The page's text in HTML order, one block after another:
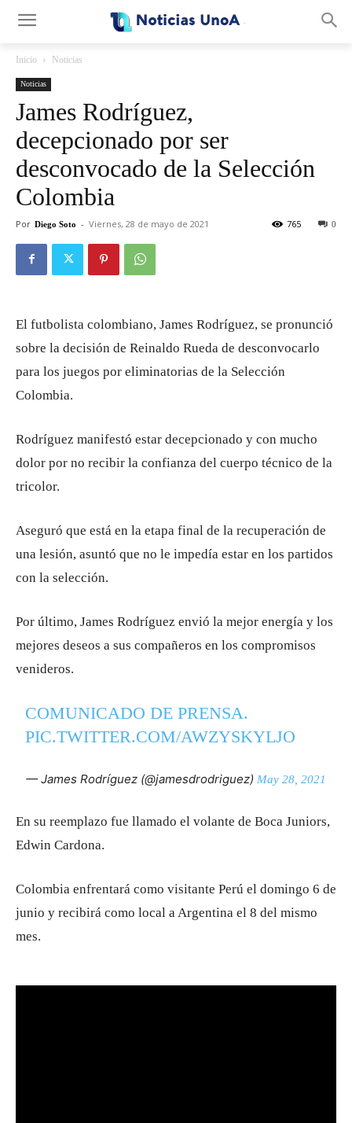
Inicio Noticias
Noticias
James Rodríguez,
decepcionado por ser
desconvocado de la Selección
Colombia
Por Diego Soto - Viernes, 28 de mayo de 2021 0
765
El futbolista colombiano, James Rodríguez, se pronunció
sobre la decisión de Reinaldo Rueda de desconvocarlo
para los juegos por eliminatorias de la Selección
Colombia.
Rodríguez manifestó estar decepcionado y con mucho
dolor por no recibir la confianza del cuerpo técnico de la
tricolor.
Aseguró que está en la etapa final de la recuperación de
una lesión, asuntó que no le impedía estar en los partidos
con la selección.
Por último, James Rodríguez envió la mejor energía y los
mejores deseos a sus compañeros en los compromisos
venideros.
COMUNICADO DE PRENSA.
PIC.TWITTER.COM/AWZYSKYLJO
— James Rodríguez (@jamesdrodriguez) May 28, 2021
En su reemplazo fue llamado el volante de Boca Juniors,
Edwin Cardona.
Colombia enfrentará como visitante Perú el domingo 6 de
junio y recibirá como local a Argentina el 8 del mismo
mes.